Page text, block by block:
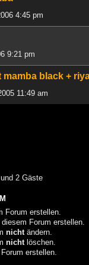
4:45 pm
9:21 pm
black +
11:49 am
2 Gäste
Forum erstellen.
Forum erstellen.
nicht ändern.
nicht löschen.
erstellen.